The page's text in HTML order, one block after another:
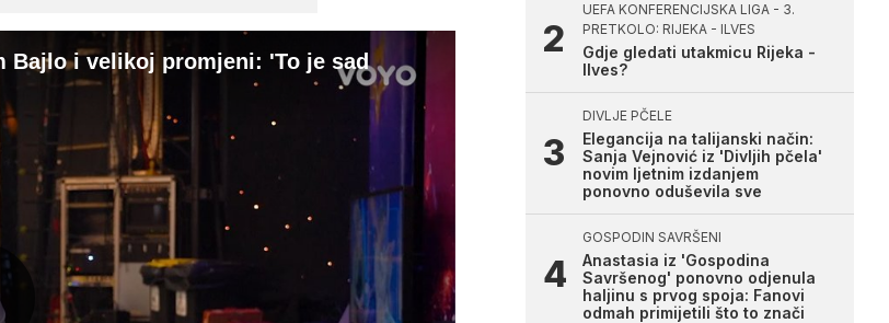
Bajlo i velikoj promjeni: 'To je sad
UEFA KONFERENCIJSKA LIGA - 3.
PRETKOLO: RIJEKA - ILVES
Gdje gledati utakmicu Rijeka -
Ilves?
DIVLJE PČELE
Elegancija na talijanski način:
Sanja Vejnović iz 'Divljih pčela'
novim ljetnim izdanjem
ponovno oduševila sve
GOSPODIN SAVRŠENI
Anastasia iz 'Gospodina
Savršenog' ponovno odjenula
haljinu s prvog spoja: Fanovi
odmah primijetili što to znači